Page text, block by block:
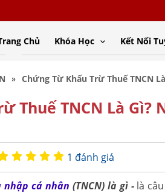
Chủ Khóa Học Kết Nối
Chứng Từ Khấu Trừ Thuế TNCN
Thuế TNCN Là
1 đánh giá
cá nhân (TNCN) là gì - là